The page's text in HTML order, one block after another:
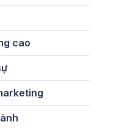
cao